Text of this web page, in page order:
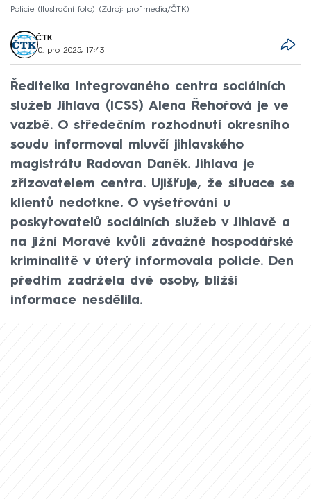
Policie (Ilustrační foto) Zdroj: profimedia/ČTK
ČTK
10. pro 2025, 17:43
Ředitelka Integrovaného centra sociálních
služeb Jihlava (ICSS) Alena Řehořová je ve
vazbě. O středečním rozhodnutí okresního
soudu informoval mluvčí jihlavského
magistrátu Radovan Daněk. Jihlava je
zřizovatelem centra. Ujišťuje, že situace se
klientů nedotkne. O vyšetřování u
poskytovatelů sociálních služeb v Jihlavě a
na jižní Moravě kvůli závažné hospodářské
kriminalitě v úterý informovala policie. Den
předtím zadržela dvě osoby, bližší
informace nesdělila.